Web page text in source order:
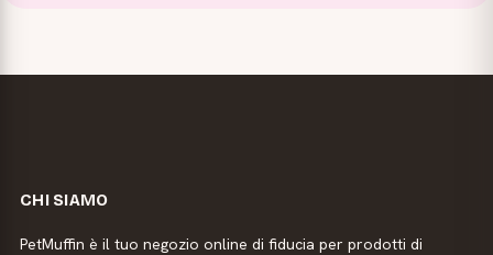
CHI SIAMO
PetMuffin è il tuo negozio online di fiducia per prodotti di